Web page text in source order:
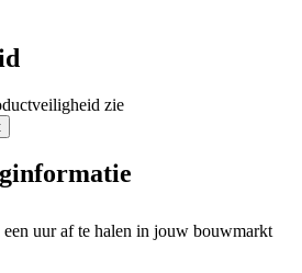
zie
een uur af te halen in jouw bouwmarkt